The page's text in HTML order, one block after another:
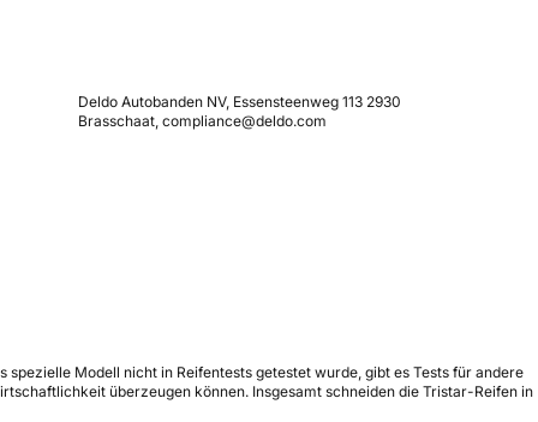
Deldo Autobanden NV, Essensteenweg 113 2930
Brasschaat, compliance@deldo.com
Modell nicht in Reifentests getestet wurde, gibt es Tests für andere
überzeugen können. Insgesamt schneiden die Tristar-Reifen in